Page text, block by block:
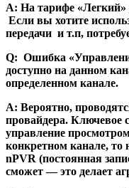
А: На тарифе «Легкий»
Если вы хотите
передачи и т.п,
Q: Ошибка
доступно на данном
определенном канале.
А: Вероятно,
провайдера. Ключевое
управление
конкретном канале, то
nPVR (постоянная
сможет — это делает